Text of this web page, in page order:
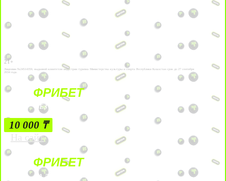
21+
Лицензии №24514359, выданной комитетом индустрии туризма Министерства культуры и спорта Республики Казахстан срок до 27 сентября
2034 года.
ФРИБЕТ
БЕЗ УСЛОВИЙ
10 000 ₸
На сайт
ФРИБЕТ
ЗА ДЕПОЗИТЫ